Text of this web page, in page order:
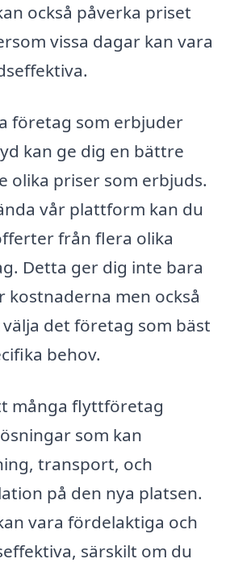
också påverka priset
vissa dagar kan vara
företag som erbjuder
kan ge dig en bättre
olika priser som erbjuds.
vår plattform kan du
från flera olika
Detta ger dig inte bara
kostnaderna men också
det företag som bäst
behov.
många flyttföretag
som kan
transport, och
på den nya platsen.
vara fördelaktiga och
särskilt om du